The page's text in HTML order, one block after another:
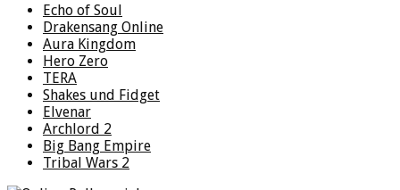
Echo of Soul
Drakensang Online
Aura Kingdom
Hero Zero
TERA
Shakes und Fidget
Elvenar
Archlord 2
Big Bang Empire
Tribal Wars 2